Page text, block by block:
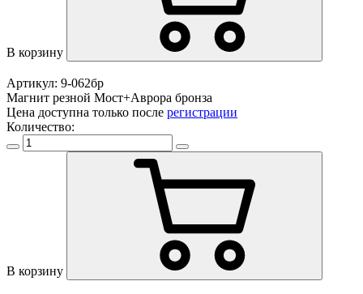
В корзину
Артикул: 9-062бр
Магнит резной Мост+Аврора бронза
Цена доступна только после регистрации
Количество:
В корзину